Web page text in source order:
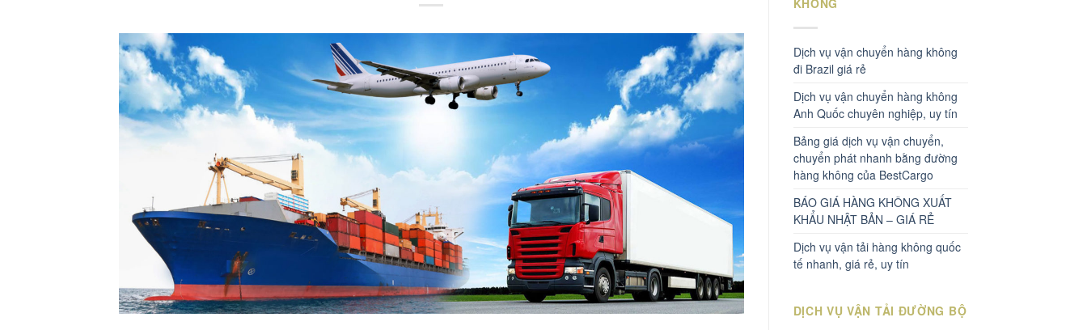
KHÔNG
Dịch vụ vận chuyển hàng không
đi Brazil giá rẻ
Dịch vụ vận chuyển hàng không
Anh Quốc chuyên nghiệp, uy tín
Bảng giá dịch vụ vận chuyển,
chuyển phát nhanh bằng đường
hàng không của BestCargo
BÁO GIÁ HÀNG KHÔNG XUẤT
KHẨU NHẬT BẢN – GIÁ RẺ
Dịch vụ vận tải hàng không quốc
tế nhanh, giá rẻ, uy tín
DỊCH VỤ VẬN TẢI ĐƯỜNG BỘ